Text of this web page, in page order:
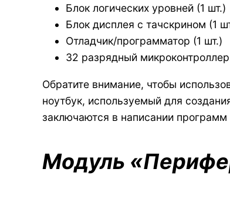
Блок логических уровней (1 шт.)
Блок дисплея с тачскрином (1
Отладчик/программатор (1 шт.)
32 разрядный микроконтроллер
Обратите внимание, чтобы
ноутбук, используемый для
заключаются в написании
Модуль